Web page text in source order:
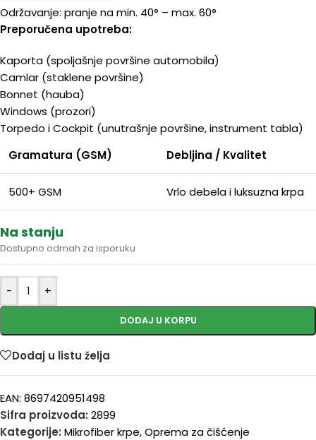
Održavanje: pranje na min. 40° – max. 60°
Preporučena upotreba:
Kaporta (spoljašnje površine automobila)
Camlar (staklene površine)
Bonnet (hauba)
Windows (prozori)
Torpedo i Cockpit (unutrašnje površine, instrument tabla)
Gramatura (GSM)
Debljina / Kvalitet
500+ GSM Vrlo debela i luksuzna krpa
Na stanju
Dostupno odmah za isporuku
- +
DODAJ U KORPU
Dodaj u listu želja
EAN: 8697420951498
Sifra proizvoda: 2899
Kategorije: Mikrofiber krpe,Oprema za čišćenje